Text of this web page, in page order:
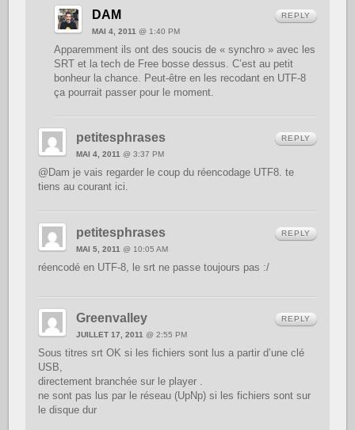
DAM
MAI 4, 2011 @ 1:40 PM
Apparemment ils ont des soucis de « synchro » avec les
SRT et la tech de Free bosse dessus. C’est au petit
bonheur la chance. Peut-être en les recodant en UTF-8
ça pourrait passer pour le moment.
REPLY
petitesphrases
MAI 4, 2011@ 3:37 PM
@Dam je vais regarder le coup du réencodage UTF8. te
tiens au courant ici.
REPLY
petitesphrases
MAI 5, 2011 @ 10:05 AM
réencodé en UTF-8, le srt ne passe toujours pas :/
REPLY
Greenvalley
JUILLET 17, 2011 @ 2:55 PM
Sous titres srt OK si les fichiers sont lus a partir d’une clé
USB,
directement branchée sur le player .
ne sont pas lus par le réseau (UpNp) si les fichiers sont sur
le disque dur
REPLY